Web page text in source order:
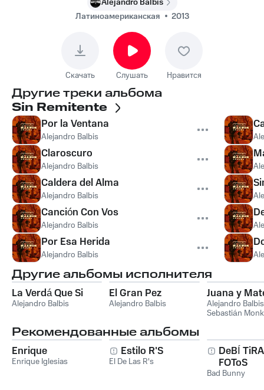
Alejandro Balbis
Латиноамериканская
2013
Скачать Слушать Нравится
Другие треки альбома
Sin Remitente
Por la Ventana
Alejandro Balbis
Claroscuro
Alejandro Balbis
Caldera del Alma
Alejandro Balbis
Canción Con Vos
Alejandro Balbis
Por Esa Herida
Alejandro Balbis
Другие альбомы исполнителя
La Verdá Que Si
Alejandro Balbis
El Gran Pez
Alejandro Balbis
Juana y
Alejandro Balbis
Sebastián Monk
Рекомендованные альбомы
Enrique
Enrique Iglesias
Estilo R'S
El De Las R's
DeBÍ
FOToS
Bad Bunny